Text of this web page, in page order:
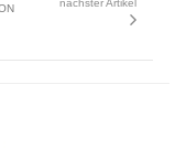
nächster Artikel